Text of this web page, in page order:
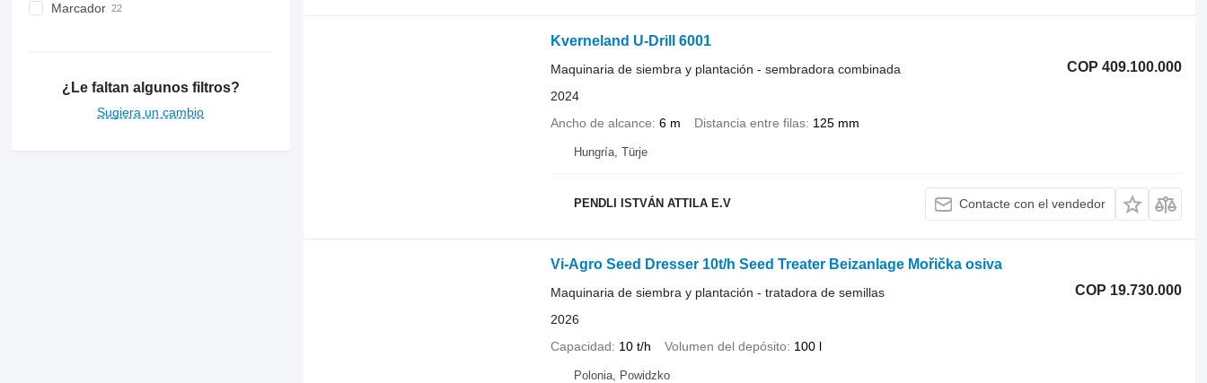
Marcador
¿Le faltan algunos filtros?
Sugiera un cambio
Kverneland U-Drill 6001
COP 409.100.000
Maquinaria de siembra y plantación - sembradora combinada
2024
Ancho de alcance 6 m Distancia entre filas 125 mm
Hungría, Türje
PENDLI ISTVÁN ATTILA E.V Contacte con el vendedor
Vi-Agro Seed Dresser 10t/h Seed Treater Beizanlage Mořička osiva
COP 19.730.000
Maquinaria de siembra y plantación - tratadora de semillas
2026
Capacidad
10 t/h Volumen del depósito 100 l
Polonia, Powidzko